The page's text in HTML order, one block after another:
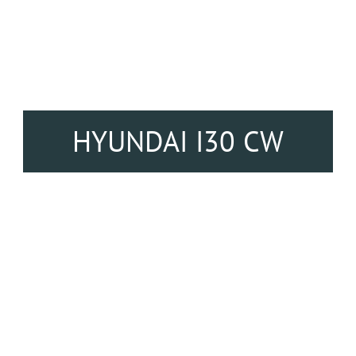
HYUNDAI I30 CW